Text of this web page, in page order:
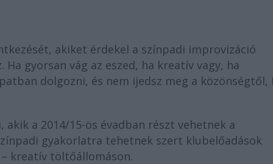
akiket érdekel a színpadi improvizáció
gyorsan vág az eszed, ha kreatív vagy, ha
dolgozni, és nem ijedsz meg a közönségtől,
a 2014/15-ös évadban részt vehetnek a
gyakorlatra tehetnek szert klubelőadások
kreatív töltőállomáson.